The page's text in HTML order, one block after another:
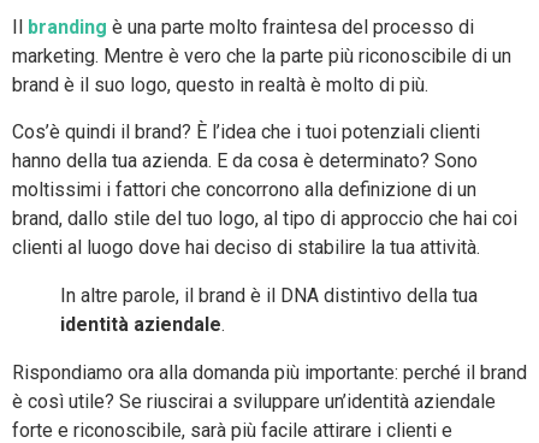
branding è una parte molto fraintesa del processo di
marketing. Mentre è vero che la parte più riconoscibile di un
brand è il suo logo, questo in realtà è molto di più.
Cos’è quindi il brand? È l’idea che i tuoi potenziali clienti
hanno della tua azienda. E da cosa è determinato? Sono
moltissimi i fattori che concorrono alla definizione di un
brand, dallo stile del tuo logo, al tipo di approccio che hai coi
clienti al luogo dove hai deciso di stabilire la tua attività.
In altre parole, il brand è il DNA distintivo della tua
identità aziendale.
Rispondiamo ora alla domanda più importante: perché il brand
è così utile? Se riuscirai a sviluppare un’identità aziendale
forte e riconoscibile, sarà più facile attirare i clienti e